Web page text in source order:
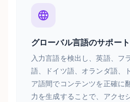
グローバル言語のサポート
入力言語を検出し、英語、フ
語、ドイツ語、オランダ語、
ア語間でコンテンツを正確に
力を生成することで、アクセ